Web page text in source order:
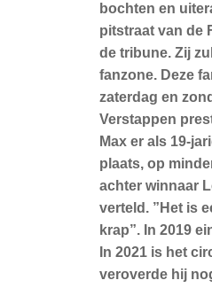
bochten en
pitstraat van de
de tribune. Zij
fanzone. Deze
zaterdag en
Verstappen
Max er als 19-
plaats, op
achter winnaar
verteld. ”Het is
krap”. In 2019
In 2021 is het
veroverde hij